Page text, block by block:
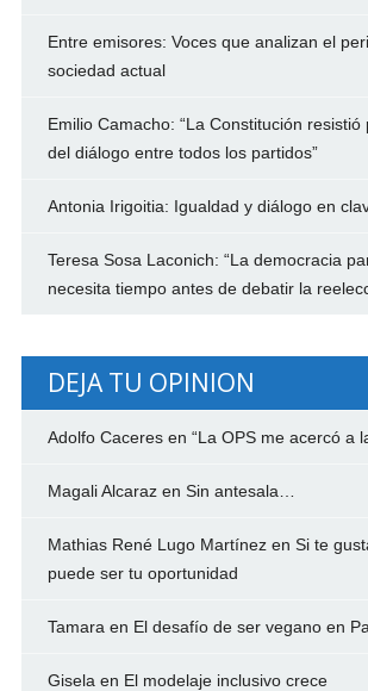
Entre emisores: Voces que analizan el
sociedad actual
Emilio Camacho: “La Constitución resistió
del diálogo entre todos los partidos”
Antonia Irigoitia: Igualdad y diálogo en
Teresa Sosa Laconich: “La democracia
necesita tiempo antes de debatir la
DEJA TU OPINION
Adolfo Caceresen “La OPS me acercó a
Magali Alcarazen Sin antesala…
Mathias René Lugo Martínezen Si te
puede ser tu oportunidad
Tamaraen El desafío de ser vegano en
Giselaen El modelaje inclusivo crece